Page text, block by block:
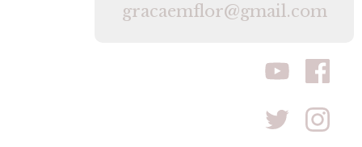
gracaemflor@gmail.com